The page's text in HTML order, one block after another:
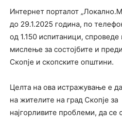
Интернет порталот
до 29.1.2025 година, по
од 1.150 испитаници,
мислење за состојбите и
Скопје и скопските општини.
Целта на ова истражување е да
на жителите на град Скопје за
најгорливите проблеми, да се